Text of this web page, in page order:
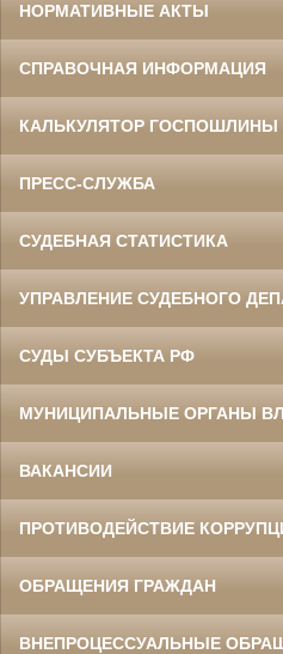
НОРМАТИВНЫЕ АКТЫ
СПРАВОЧНАЯ ИНФОРМАЦИЯ
КАЛЬКУЛЯТОР ГОСПОШЛИНЫ
ПРЕСС-СЛУЖБА
СУДЕБНАЯ СТАТИСТИКА
УПРАВЛЕНИЕ СУДЕБНОГО
СУДЫ СУБЪЕКТА РФ
МУНИЦИПАЛЬНЫЕ ОРГАНЫ
ВАКАНСИИ
ПРОТИВОДЕЙСТВИЕ
ОБРАЩЕНИЯ ГРАЖДАН
ВНЕПРОЦЕССУАЛЬНЫЕ